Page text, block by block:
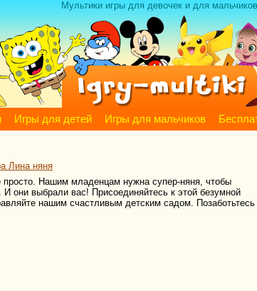
Мультики игры для девочек и для мальчиков
Игры для детей Игры для мальчиков
Лина няня
Нашим младенцам нужна супер-няня, чтобы
они выбрали вас! Присоединяйтесь к этой безумной
нашим счастливым детским садом. Позаботьтесь